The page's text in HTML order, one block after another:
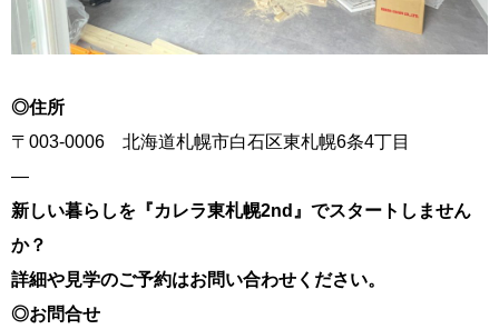
◎住所
〒003-0006 北海道札幌市白石区東札幌6条4丁目
—
新しい暮らしを『カレラ東札幌2nd』でスタートしません
か？
詳細や見学のご予約はお問い合わせください。
◎お問合せ